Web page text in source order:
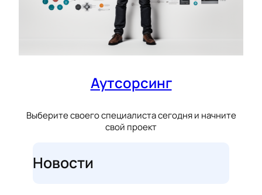
Аутсорсинг
Выберите своего специалиста сегодня и начните
свой проект
Новости